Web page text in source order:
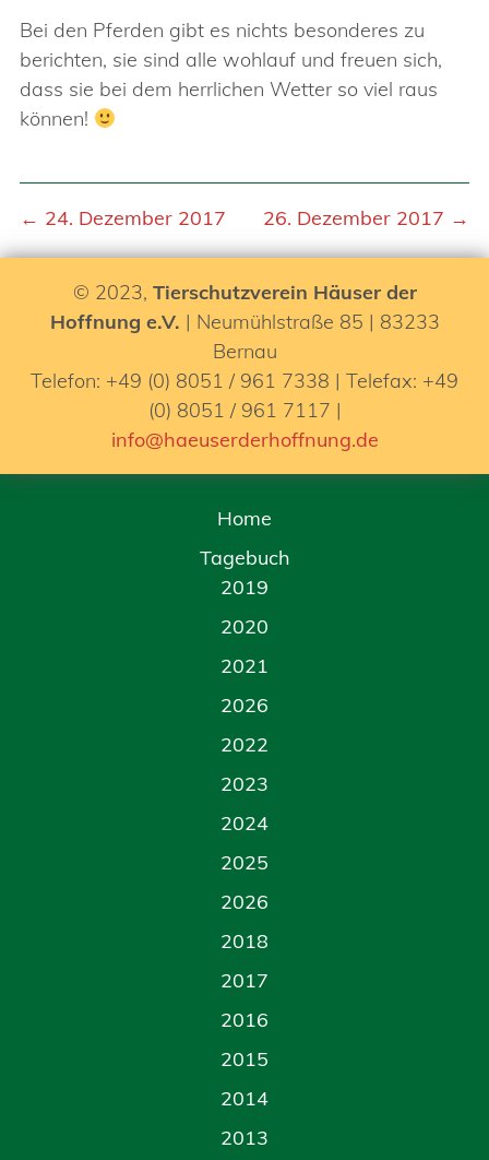
Bei den Pferden gibt es nichts besonderes zu
berichten, sie sind alle wohlauf und freuen sich,
dass sie bei dem herrlichen Wetter so viel raus
können!
← 24. Dezember 2017 26. Dezember 2017 →
© 2023, Tierschutzverein Häuser der
Hoffnung e.V. | Neumühlstraße 85 | 83233
Bernau
Telefon: +49 (0) 8051 / 961 7338 | Telefax: +49
(0) 8051 / 961 7117 |
info@haeuserderhoffnung.de
Home
Tagebuch
2019
2020
2021
2026
2022
2023
2024
2025
2026
2018
2017
2016
2015
2014
2013